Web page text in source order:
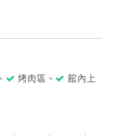
烤肉區、
館內上